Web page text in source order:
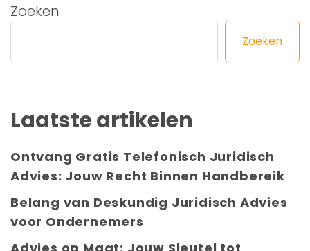
Zoeken
Zoeken
Laatste artikelen
Ontvang Gratis Telefonisch Juridisch
Advies: Jouw Recht Binnen Handbereik
Belang van Deskundig Juridisch Advies
voor Ondernemers